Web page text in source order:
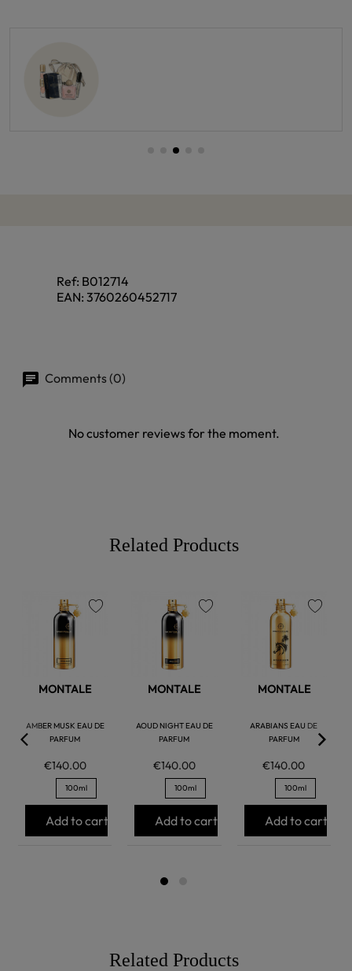
Ref: B012714
EAN: 3760260452717
Comments (0)
No customer reviews for the moment.
Related Products
MONTALE
AMBER MUSK EAU DE
PARFUM
€140.00
100ml
Add to cart
MONTALE
AOUD NIGHT EAU DE
PARFUM
€140.00
100ml
Add to cart
MONTALE
ARABIANS EAU DE
PARFUM
€140.00
100ml
Add to cart
Related Products